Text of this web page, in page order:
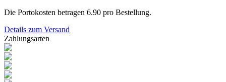
Die Portokosten betragen 6.90 pro Bestellung.
Details zum Versand
Zahlungsarten